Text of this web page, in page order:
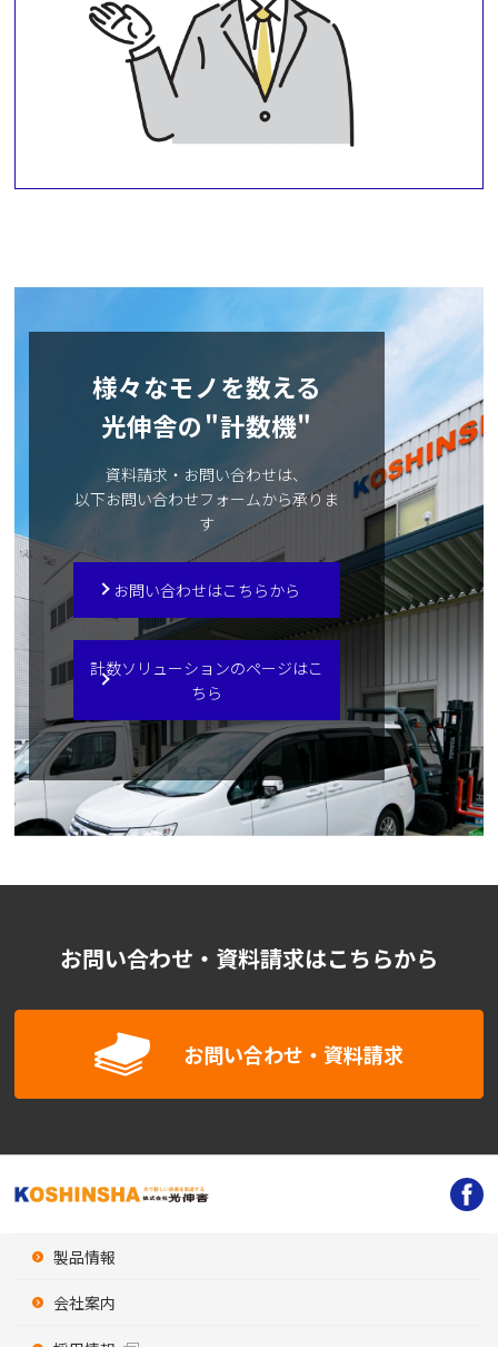
様々なモノを数える
光伸舎の"計数機"
資料請求・お問い合わせは、
以下お問い合わせフォームから承りま
す
お問い合わせはこちらから
計数ソリューションのページはこ
ちら
お問い合わせ・資料請求はこちらから
お問い合わせ・資料請求
製品情報
会社案内